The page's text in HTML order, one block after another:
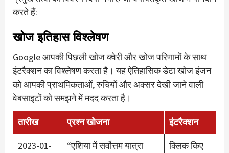
करते हैं:
खोज इतिहास विश्लेषण
Google आपकी पिछली खोज क्वेरी और खोज परिणामों के साथ
इंटरैक्शन का विश्लेषण करता है। यह ऐतिहासिक डेटा खोज इंजन
को आपकी प्राथमिकताओं, रुचियों और अक्सर देखी जाने वाली
वेबसाइटों को समझने में मदद करता है।
तारीख प्रश्न खोजना
इंटरैक्शन
2023-01-
“एशिया में सर्वोत्तम यात्रा
क्लिक किए